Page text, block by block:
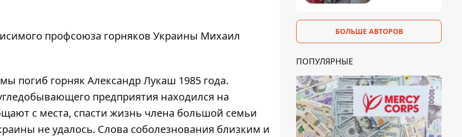
профсоюза горняков Украины Михаил
погиб горняк Александр Лукаш 1985 года.
предприятия находился на
с места, спасти жизнь члена большой семьи
не удалось. Слова соболезнования близким и
БОЛЬШЕ АВТОРОВ
ПОПУЛЯРНЫЕ